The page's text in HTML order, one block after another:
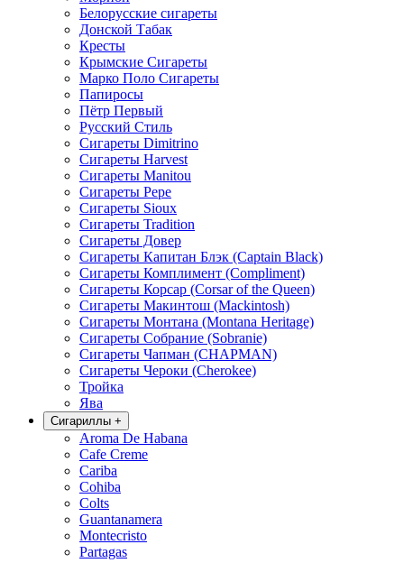
Белорусские сигареты
Донской Табак
Кресты
Крымские Сигареты
Марко Поло Сигареты
Папиросы
Пётр Первый
Русский Стиль
Сигареты Dimitrino
Сигареты Harvest
Сигареты Manitou
Сигареты Pepe
Сигареты Sioux
Сигареты Tradition
Сигареты Довер
Сигареты Капитан Блэк (Captain Black)
Сигареты Комплимент (Compliment)
Сигареты Корсар (Corsar of the Queen)
Сигареты Макинтош (Mackintosh)
Сигареты Монтана (Montana Heritage)
Сигареты Собрание (Sobranie)
Сигареты Чапман (CHAPMAN)
Сигареты Чероки (Cherokee)
Тройка
Ява
Сигариллы +
Aroma De Habana
Cafe Creme
Cariba
Cohiba
Colts
Guantanamera
Montecristo
Partagas